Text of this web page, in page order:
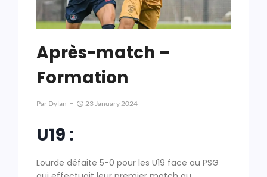
Après-match –
Formation
Par Dylan 23 January 2024
U19 :
Lourde défaite 5-0 pour les U19 face au PSG